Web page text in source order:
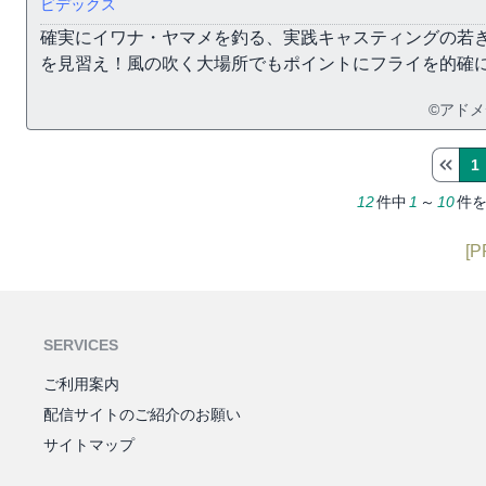
ビデックス
確実にイワナ・ヤマメを釣る、実践キャスティングの若
を見習え！風の吹く大場所でもポイントにフライを的確
©アド
12件中 1 ～ 10件
1
SERVICES
ご利用案内
配信サイトのご紹介のお願い
サイトマップ